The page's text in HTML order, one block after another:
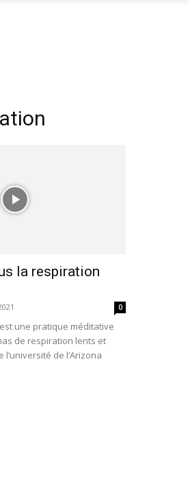
la respiration
0
une pratique méditative
de respiration lents et
de l’Arizona